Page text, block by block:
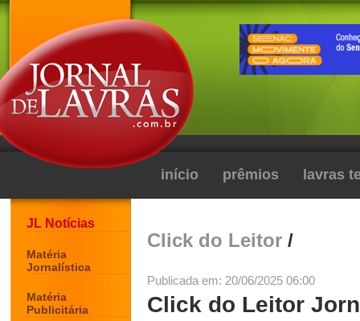
início prêmios lavras
JL Notícias
Matéria
Jornalística
Matéria
Publicitária
Click do Leitor /
Publicada em: 20/06/2025 06:00
Click do Leitor